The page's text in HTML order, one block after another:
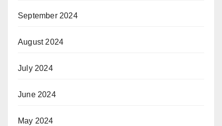
September 2024
August 2024
July 2024
June 2024
May 2024